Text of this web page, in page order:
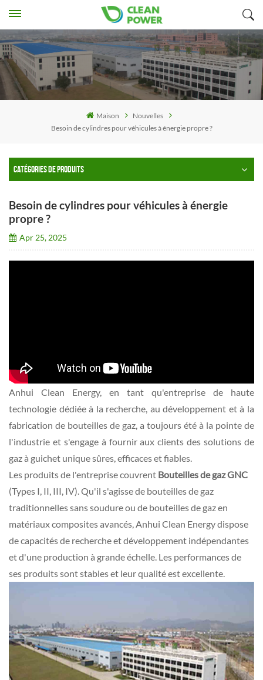
Maison
Nouvelles
Besoin de cylindres pour véhicules à énergie propre ?
CATÉGORIES DE PRODUITS
Besoin de cylindres pour véhicules à énergie
propre ?
Apr 25, 2025
Anhui Clean Energy, en tant qu'entreprise de haute
technologie dédiée à la recherche, au développement et à la
fabrication de bouteilles de gaz, a toujours été à la pointe de
l'industrie et s'engage à fournir aux clients des solutions de
gaz à guichet unique sûres, efficaces et fiables.
Les produits de l'entreprise couvrent Bouteilles de gaz GNC
(Types I, II, III, IV). Qu'il s'agisse de bouteilles de gaz
traditionnelles sans soudure ou de bouteilles de gaz en
matériaux composites avancés, Anhui Clean Energy dispose
de capacités de recherche et développement indépendantes
et d'une production à grande échelle. Les performances de
ses produits sont stables et leur qualité est excellente.